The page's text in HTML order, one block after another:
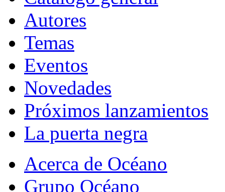
Autores
Temas
Eventos
Novedades
Próximos lanzamientos
La puerta negra
Acerca de Océano
Grupo Océano